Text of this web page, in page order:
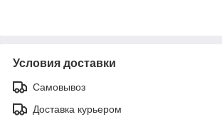
Условия доставки
Самовывоз
Доставка курьером